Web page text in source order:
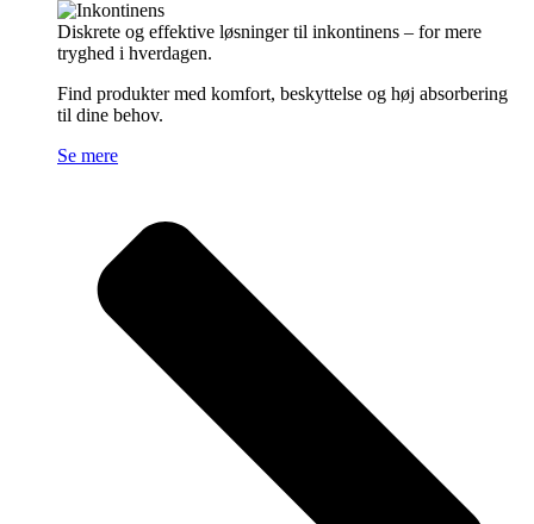
Diskrete og effektive løsninger til inkontinens – for mere
tryghed i hverdagen.
Find produkter med komfort, beskyttelse og høj absorbering
til dine behov.
Se mere